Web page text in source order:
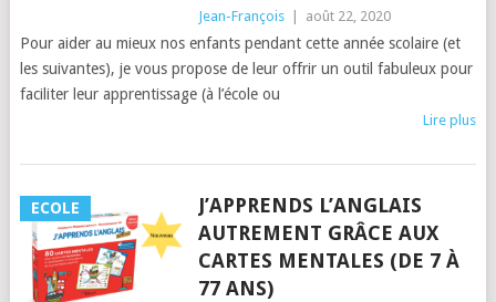
Jean-François août 22, 2020
Pour aider au mieux nos enfants pendant cette année scolaire (et
les suivantes), je vous propose de leur offrir un outil fabuleux pour
faciliter leur apprentissage (à l’école ou
Lire plus
ECOLE
J’APPRENDS L’ANGLAIS
AUTREMENT GRÂCE AUX
CARTES MENTALES (DE 7 À
77 ANS)